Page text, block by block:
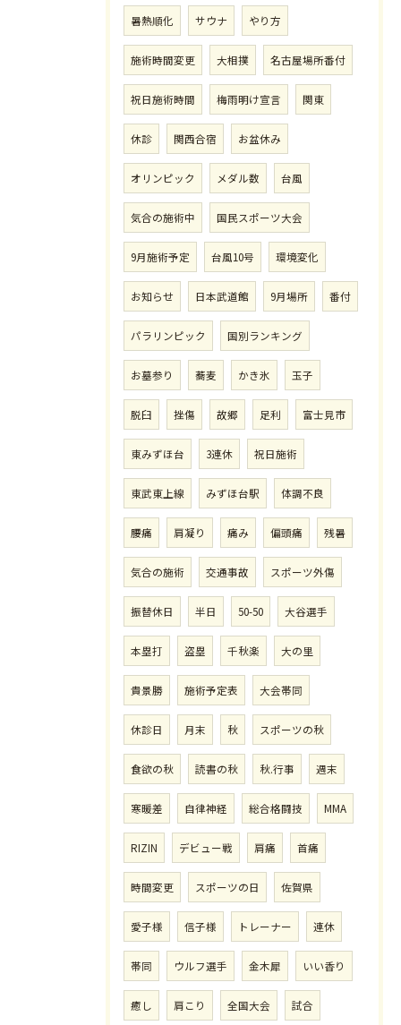
暑熱順化 サウナ やり方
施術時間変更 大相撲 名古屋場所番付
祝日施術時間 梅雨明け宣言 関東
休診 関西合宿 お盆休み
オリンピック メダル数 台風
気合の施術中 国民スポーツ大会
9月施術予定 台風10号 環境変化
お知らせ 日本武道館 9月場所 番付
パラリンピック 国別ランキング
お墓参り 蕎麦 かき氷 玉子
脱臼 挫傷 故郷 足利 富士見市
東みずほ台 3連休 祝日施術
東武東上線 みずほ台駅 体調不良
腰痛 肩凝り 痛み 偏頭痛 残暑
気合の施術 交通事故 スポーツ外傷
振替休日 半日 50-50 大谷選手
本塁打 盗塁 千秋楽 大の里
貴景勝 施術予定表 大会帯同
休診日 月末 秋 スポーツの秋
食欲の秋 読書の秋 秋.行事 週末
寒暖差 自律神経 総合格闘技 MMA
RIZIN デビュー戦 肩痛 首痛
時間変更 スポーツの日 佐賀県
愛子様 信子様 トレーナー 連休
帯同 ウルフ選手 金木犀 いい香り
癒し 肩こり 全国大会 試合